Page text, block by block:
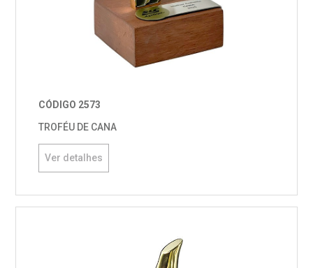
CÓDIGO 2573
TROFÉU DE CANA
Ver detalhes